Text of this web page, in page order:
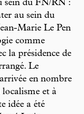
sein du FN/RN :
au sein du
Marie Le Pen
comme
la présidence de
Le
en nombre
localisme et à
idée a été